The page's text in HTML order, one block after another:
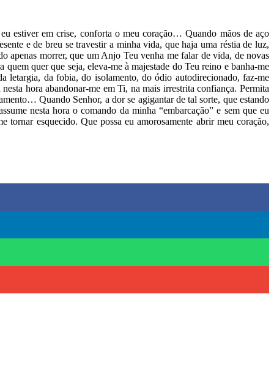
estiver em crise, conforta o meu coração… Quando mãos de aço
e de breu se travestir a minha vida, que haja uma réstia de luz,
apenas morrer, que um Anjo Teu venha me falar de vida, de novas
quer que seja, eleva-me à majestade do Teu reino e banha-me
letargia, da fobia, do isolamento, do ódio autodirecionado, faz-me
hora abandonar-me em Ti, na mais irrestrita confiança. Permita
Quando Senhor, a dor se agigantar de tal sorte, que estando
nesta hora o comando da minha “embarcação” e sem que eu
esquecido. Que possa eu amorosamente abrir meu coração,